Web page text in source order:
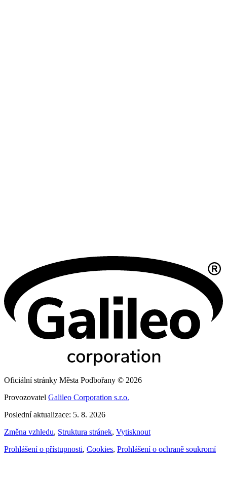
Oficiální stránky Města Podbořany © 2026
Provozovatel Galileo Corporation s.r.o.
Poslední aktualizace: 5. 8. 2026
Změna vzhledu, Struktura stránek, Vytisknout
Prohlášení o přístupnosti, Cookies, Prohlášení o ochraně soukromí